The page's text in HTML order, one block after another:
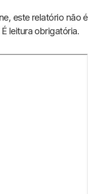
este relatório não é
leitura obrigatória.